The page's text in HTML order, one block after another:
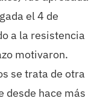
el 4 de
a la resistencia
motivaron.
se trata de otra
desde hace más